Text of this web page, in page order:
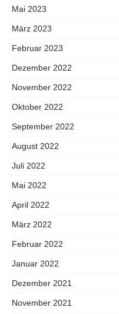
Mai 2023
März 2023
Februar 2023
Dezember 2022
November 2022
Oktober 2022
September 2022
August 2022
Juli 2022
Mai 2022
April 2022
März 2022
Februar 2022
Januar 2022
Dezember 2021
November 2021